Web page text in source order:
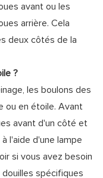
avant ou les
arrière. Cela
deux côtés de la
?
les boulons des
ou en étoile. Avant
avant d'un côté et
l'aide d'une lampe
si vous avez besoin
spécifiques